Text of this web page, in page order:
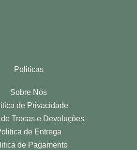
Politicas
Sobre Nós
de Privacidade
Trocas e Devoluções
de Entrega
de Pagamento